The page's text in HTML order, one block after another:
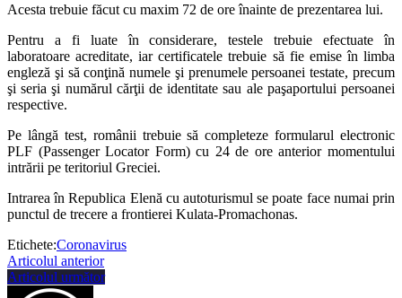
Acesta trebuie făcut cu maxim 72 de ore înainte de prezentarea lui.
Pentru a fi luate în considerare, testele trebuie efectuate în
laboratoare acreditate, iar certificatele trebuie să fie emise în limba
engleză şi să conţină numele şi prenumele persoanei testate, precum
şi seria şi numărul cărţii de identitate sau ale paşaportului persoanei
respective.
Pe lângă test, românii trebuie să completeze formularul electronic
PLF (Passenger Locator Form) cu 24 de ore anterior momentului
intrării pe teritoriul Greciei.
Intrarea în Republica Elenă cu autoturismul se poate face numai prin
punctul de trecere a frontierei Kulata-Promachonas.
Etichete:Coronavirus
Articolul anterior
Articolul următor